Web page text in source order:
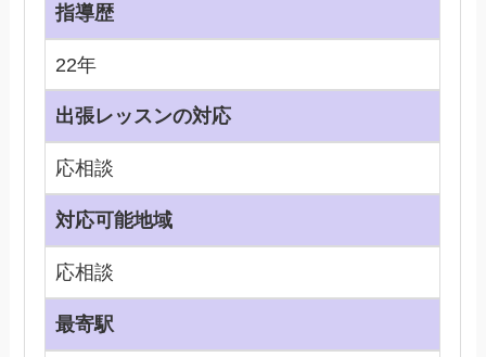
指導歴
22年
出張レッスンの対応
応相談
対応可能地域
応相談
最寄駅